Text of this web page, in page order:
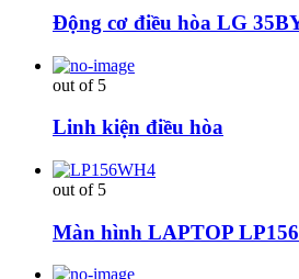
Động cơ điều hòa LG
out of 5
Linh kiện điều hòa
out of 5
Màn hình LAPTOP